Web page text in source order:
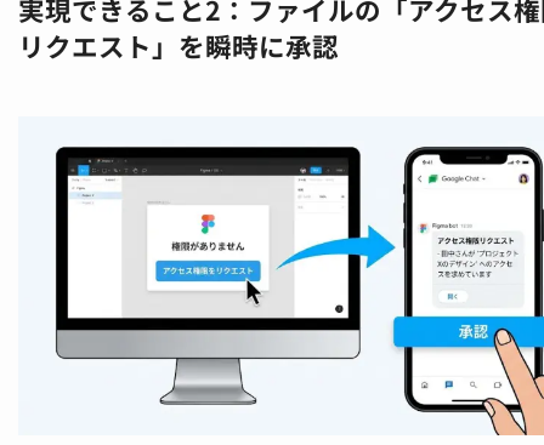
実現できること2：ファイルの「アクセス
リクエスト」を瞬時に承認